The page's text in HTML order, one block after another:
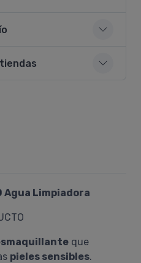
Agua Limpiadora
que
pieles sensibles.